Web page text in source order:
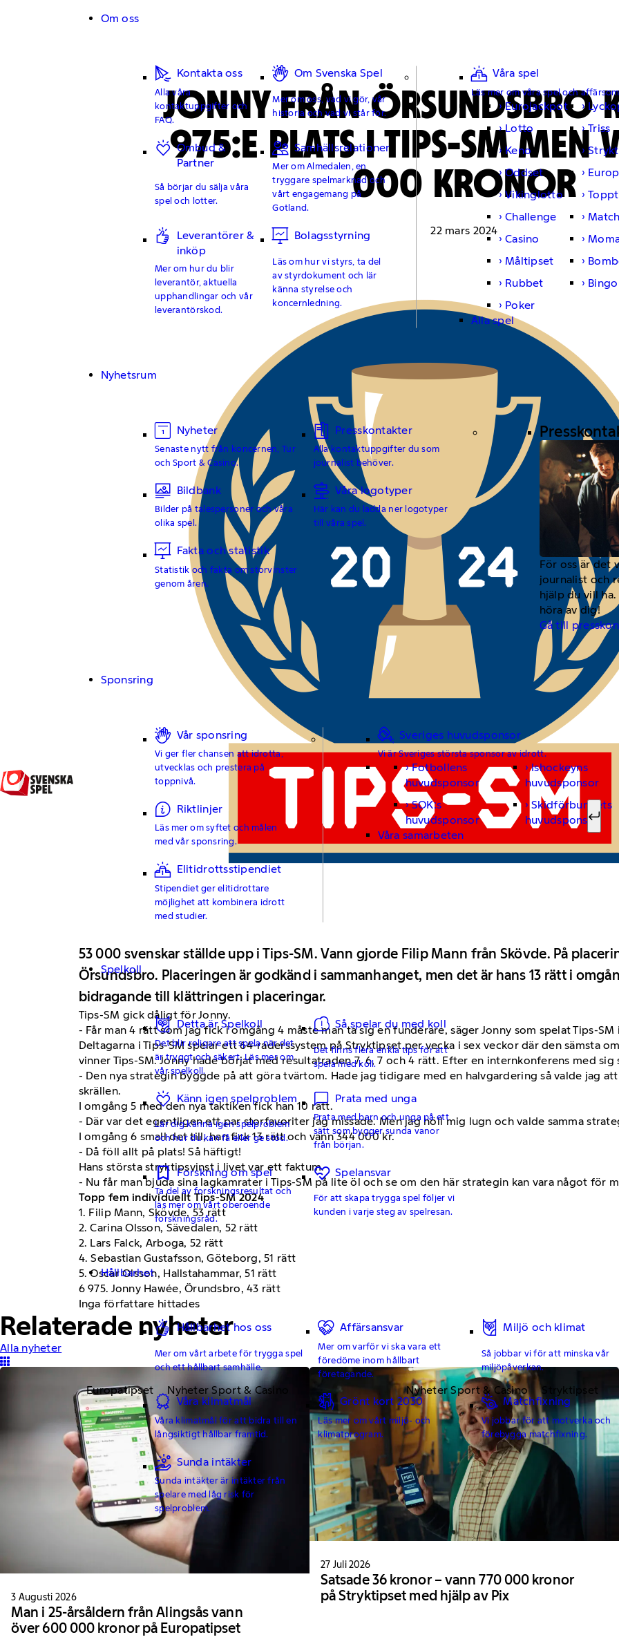
Om oss
Kontakta oss
Alla våra
kontaktuppgifter och
FAQ.
Om Svenska Spel
Mer om oss, vad vi gör, vår
historia och vad vi står för.
Ombud &
Partner
Så börjar du sälja våra
spel och lotter.
Samhällsrelationer
Mer om Almedalen, en
tryggare spelmarknad och
vårt engagemang på
Gotland.
Leverantörer &
inköp
Mer om hur du blir
leverantör, aktuella
upphandlingar och vår
leverantörskod.
Bolagsstyrning
Läs om hur vi styrs, ta del
av styrdokument och lär
känna styrelse och
koncernledning.
Våra spel
Läs mer om våra spel och
Eurojackpot
Lotto
Triss
Keno
Oddset
Vikinglotto
Challenge
Casino
Måltipset
Rubbet
Bingo
Poker
Alla spel
Nyhetsrum
Nyheter
Senaste nytt från koncernen, Tur
och Sport & Casino.
Presskontakter
Alla kontaktuppgifter du som
journalist behöver.
Bildbank
Bilder på talespersoner och våra
olika spel.
Våra logotyper
Här kan du ladda ner logotyper
till våra spel.
Fakta och statistik
Statistik och fakta om storvinster
genom åren.
För oss är det
journalist och
hjälp du vill
höra av dig!
Gå till
Sponsring
Vår sponsring
Vi ger fler chansen att idrotta,
utvecklas och prestera på
toppnivå.
Riktlinjer
Läs mer om syftet och målen
med vår sponsring.
Elitidrottsstipendiet
Stipendiet ger elitidrottare
möjlighet att kombinera idrott
med studier.
Sveriges huvudsponsor
Vi är Sveriges största sponsor av idrott.
Fotbollens
huvudsponsor
Ishockeyns
huvudsponsor
SOK:s
huvudsponsor
Skidförbundets
huvudsponsor
Våra samarbeten
Spelkoll
Detta är Spelkoll
Det blir roligare att spela när det
är tryggt och säkert. Läs mer om
vår spelkoll.
Så spelar du med koll
Det finns flera enkla tips för att
spela med koll.
Känn igen spelproblem
Lär dig känna igen spelproblem
och hur du kan få eller ge stöd.
Prata med unga
Prata med barn och unga på ett
sätt som bygger sunda vanor
från början.
Forskning om spel
Ta del av forskningsresultat och
läs mer om vårt oberoende
forskningsråd.
Spelansvar
För att skapa trygga spel följer vi
kunden i varje steg av spelresan.
Hållbarhet
Hållbarhet hos oss
Mer om vårt arbete för trygga spel
och ett hållbart samhälle.
Affärsansvar
Mer om varför vi ska vara ett
föredöme inom hållbart
företagande.
Miljö och klimat
Så jobbar vi för att minska vår
miljöpåverkan.
Våra klimatmål
Våra klimatmål för att bidra till en
långsiktigt hållbar framtid.
Grönt kort 2030
Läs mer om vårt miljö- och
klimatprogram.
Matchfixning
Vi jobbar för att motverka och
förebygga matchfixning.
Sunda intäkter
Sunda intäkter är intäkter från
spelare med låg risk för
spelproblem.
Sök
JONNY FRÅN ÖRSUNDSBRO
975:E PLATS I TIPS-SM MEN
000 KRONOR
22 mars 2024
53 000 svenskar ställde upp i Tips-SM. Vann gjorde Filip Mann från Skövde. På
Örsundsbro. Placeringen är godkänd i sammanhanget, men det är hans 13 rätt i
bidragande till klättringen i placeringar.
Tips-SM gick dåligt för Jonny.
- Får man 4 rätt som jag fick i omgång 4 måste man ta sig en funderare, säger Jonny som spelat Tips-SM
Deltagarna i Tips-SM spelar ett 64-raderssystem på Stryktipset per vecka i sex veckor där den sämsta
vinner Tips-SM. Jonny hade börjat med resultatraden 7, 6, 7 och 4 rätt. Efter en internkonferens med
- Den nya strategin byggde på att göra tvärtom. Hade jag tidigare med en halvgardering så valde jag
skrällen.
I omgång 5 med den nya taktiken fick han 10 rätt.
- Där var det egentligen ett par storfavoriter jag missade. Men jag höll mig lugn och valde samma
I omgång 6 small det till, han fick 13 rätt och vann 344 000 kr.
- Då föll allt på plats! Så häftigt!
Hans största stryktipsvinst i livet var ett faktum.
- Nu får man bjuda sina lagkamrater i Tips-SM på lite öl och se om den här strategin kan vara något för
Topp fem individuellt Tips-SM 2024
1. Filip Mann, Skövde, 53 rätt
2. Carina Olsson, Sävedalen, 52 rätt
2. Lars Falck, Arboga, 52 rätt
4. Sebastian Gustafsson, Göteborg, 51 rätt
5. Oscar Olsson, Hallstahammar, 51 rätt
6 975. Jonny Hawée, Örundsbro, 43 rätt
Inga författare hittades
Relaterade nyheter
Alla nyheter
Europatipset Nyheter Sport & Casino
3 Augusti 2026
Man i 25-årsåldern från Alingsås vann
över 600 000 kronor på Europatipset
Nyheter Sport & Casino Stryktipset
27 Juli 2026
Satsade 36 kronor – vann 770 000 kronor
på Stryktipset med hjälp av Pix